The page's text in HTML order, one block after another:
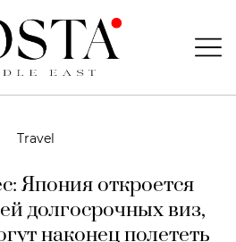
Travel
Япония откроется
долгосрочных виз,
наконец полететь